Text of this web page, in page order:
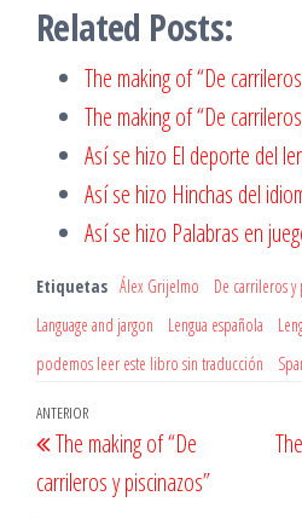
Related Posts:
The making of “De
The making of “De
Así se hizo El deporte del
Así se hizo Hinchas del
Así se hizo Palabras en
Etiquetas Álex Grijelmo De carrileros y
Language and jargon
Lengua española
podemos leer este libro sin traducción
Navegación
de
entradas
Entrada
anterior
ANTERIOR
The making of “De
carrileros y piscinazos”